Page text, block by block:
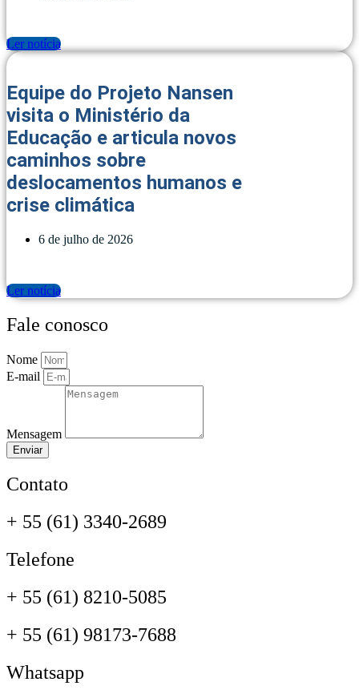
Ler notícia
Equipe do Projeto Nansen
visita o Ministério da
Educação e articula novos
caminhos sobre
deslocamentos humanos e
crise climática
6 de julho de 2026
Ler notícia
Fale conosco
Nome
E-mail
Mensagem
Enviar
Contato
+ 55 (61) 3340-2689
Telefone
+ 55 (61) 8210-5085
+ 55 (61) 98173-7688
Whatsapp